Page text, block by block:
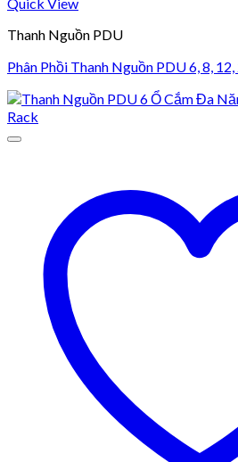
Quick View
Thanh Nguồn PDU
Phân Phồi Thanh Nguồn PDU 6, 8,